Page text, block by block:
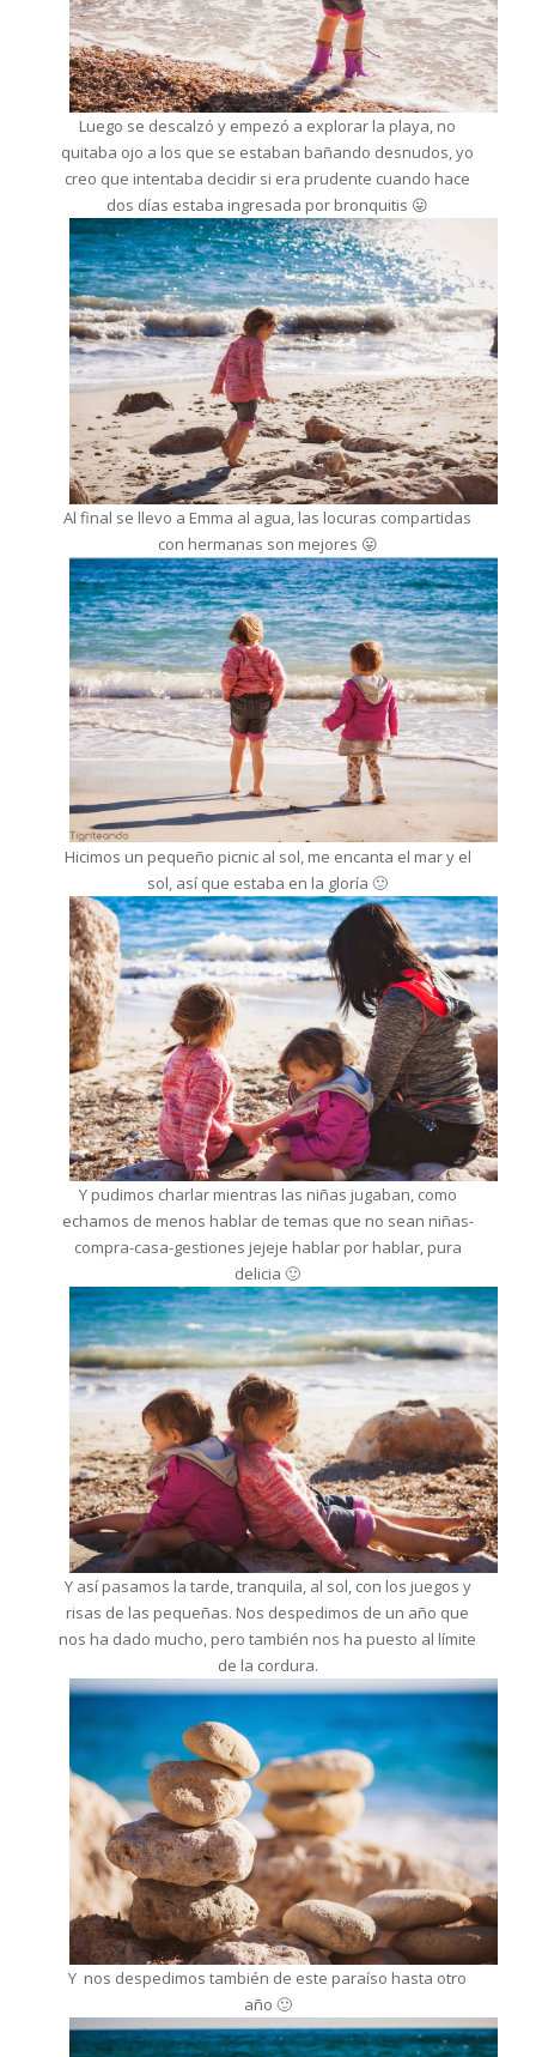
Luego se descalzó y empezó a explorar la playa, no
quitaba ojo a los que se estaban bañando desnudos, yo
creo que intentaba decidir si era prudente cuando hace
dos días estaba ingresada por bronquitis 😛
Al final se llevo a Emma al agua, las locuras compartidas
con hermanas son mejores 😛
Hicimos un pequeño picnic al sol, me encanta el mar y el
sol, así que estaba en la gloría 🙂
Y pudimos charlar mientras las niñas jugaban, como
echamos de menos hablar de temas que no sean niñas-
compra-casa-gestiones jejeje hablar por hablar, pura
delicia 🙂
Y así pasamos la tarde, tranquila, al sol, con los juegos y
risas de las pequeñas. Nos despedimos de un año que
nos ha dado mucho, pero también nos ha puesto al límite
de la cordura.
Y nos despedimos también de este paraíso hasta otro
año 🙂